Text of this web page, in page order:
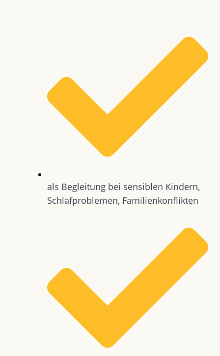
als Begleitung bei sensiblen Kindern,
Schlafproblemen, Familienkonflikten